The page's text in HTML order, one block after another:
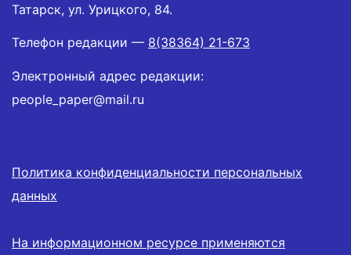
Татарск, ул. Урицкого, 84.
Телефон редакции — 8(38364) 21-673
Электронный адрес редакции:
people_paper@mail.ru
Политика конфиденциальности персональных
данных
На информационном ресурсе применяются